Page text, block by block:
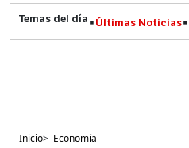
Últimas Noticias
Inicio> Economía